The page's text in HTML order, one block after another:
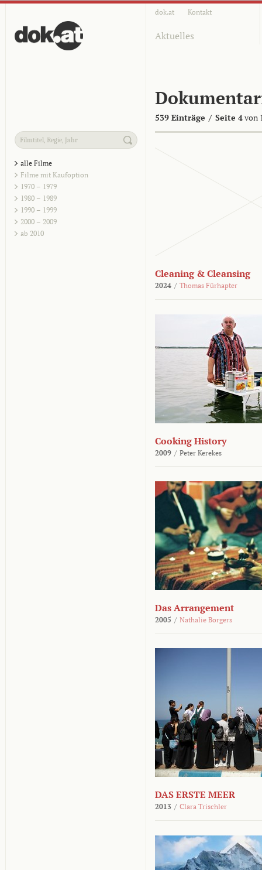
dok.at Kontakt
Aktuelles
539 Einträge / Seite 4von
alle Filme
Filme mit Kaufoption
1970 – 1979
1980 – 1989
1990 – 1999
2000 – 2009
ab 2010
Cleaning & Cleansing
2024 / Thomas Fürhapter
Cooking History
2009 / Peter Kerekes
Das Arrangement
2005 / Nathalie Borgers
DAS ERSTE MEER
2013 / Clara Trischler